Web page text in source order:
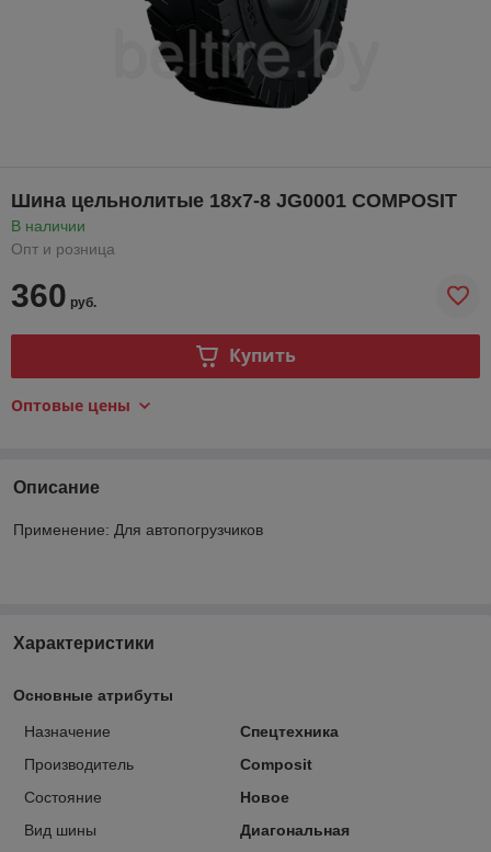
Шина цельнолитые 18х7-8 JG0001 COMPOSIT
В наличии
Опт и розница
360 руб.
Купить
Оптовые цены
Описание
Применение: Для автопогрузчиков
Характеристики
Основные атрибуты
Назначение
Спецтехника
Производитель
Composit
Состояние
Новое
Вид шины
Диагональная